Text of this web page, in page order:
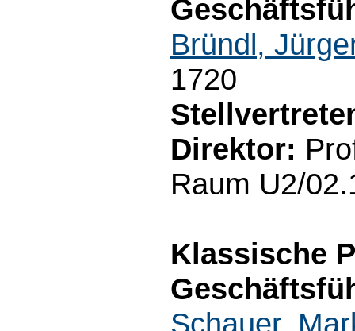
Bründl,
1720
Direktor:
Raum U2/
Klassische
Schauer,